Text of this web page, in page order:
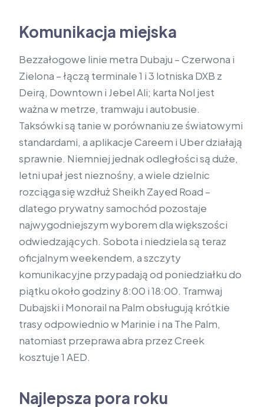
Komunikacja miejska
Bezzałogowe linie metra Dubaju – Czerwona i
Zielona – łączą terminale 1 i 3 lotniska DXB z
Deirą, Downtown i Jebel Ali; karta Nol jest
ważna w metrze, tramwaju i autobusie.
Taksówki są tanie w porównaniu ze światowymi
standardami, a aplikacje Careem i Uber działają
sprawnie. Niemniej jednak odległości są duże,
letni upał jest nieznośny, a wiele dzielnic
rozciąga się wzdłuż Sheikh Zayed Road –
dlatego prywatny samochód pozostaje
najwygodniejszym wyborem dla większości
odwiedzających. Sobota i niedziela są teraz
oficjalnym weekendem, a szczyty
komunikacyjne przypadają od poniedziałku do
piątku około godziny 8:00 i 18:00. Tramwaj
Dubajski i Monorail na Palm obsługują krótkie
trasy odpowiednio w Marinie i na The Palm,
natomiast przeprawa abra przez Creek
kosztuje 1 AED.
Najlepsza pora roku